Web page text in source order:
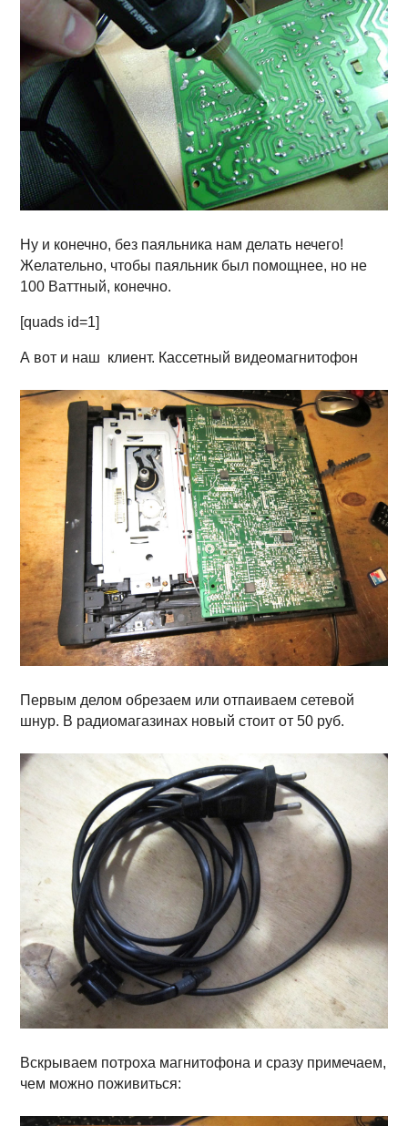
Ну и конечно, без паяльника нам делать нечего!
Желательно, чтобы паяльник был помощнее, но не
100 Ваттный, конечно.
[quads id=1]
А вот и наш клиент. Кассетный видеомагнитофон
Первым делом обрезаем или отпаиваем сетевой
шнур. В радиомагазинах новый стоит от 50 руб.
Вскрываем потроха магнитофона и сразу примечаем,
чем можно поживиться: